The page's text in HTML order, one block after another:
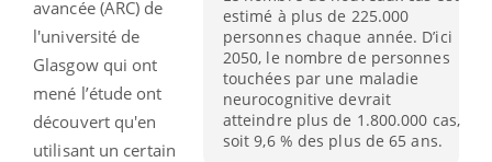
estimé à plus de 225.000
personnes chaque année. D’ici
2050, le nombre de personnes
touchées par une maladie
neurocognitive devrait
atteindre plus de 1.800.000 cas,
soit 9,6 % des plus de 65 ans.
avancée (ARC) de
l'université de
Glasgow qui ont
mené l’étude ont
découvert qu'en
utilisant un certain